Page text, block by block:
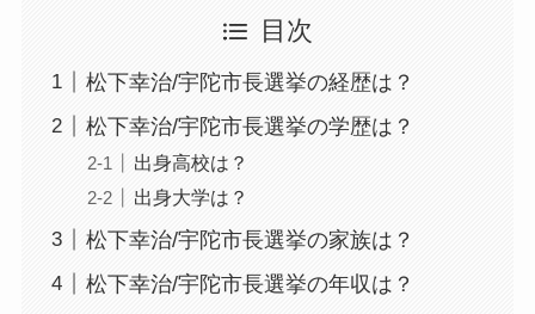
目次
松下幸治/宇陀市長選挙の経歴は？
松下幸治/宇陀市長選挙の学歴は？
出身高校は？
出身大学は？
松下幸治/宇陀市長選挙の家族は？
松下幸治/宇陀市長選挙の年収は？